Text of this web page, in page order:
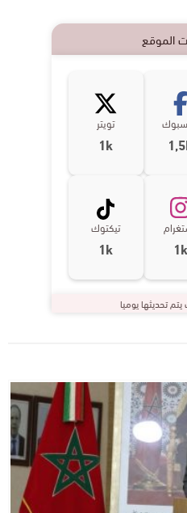
الموقع
تويتر
1k
1k
تيكتوك
1k
تحديثها يوميا